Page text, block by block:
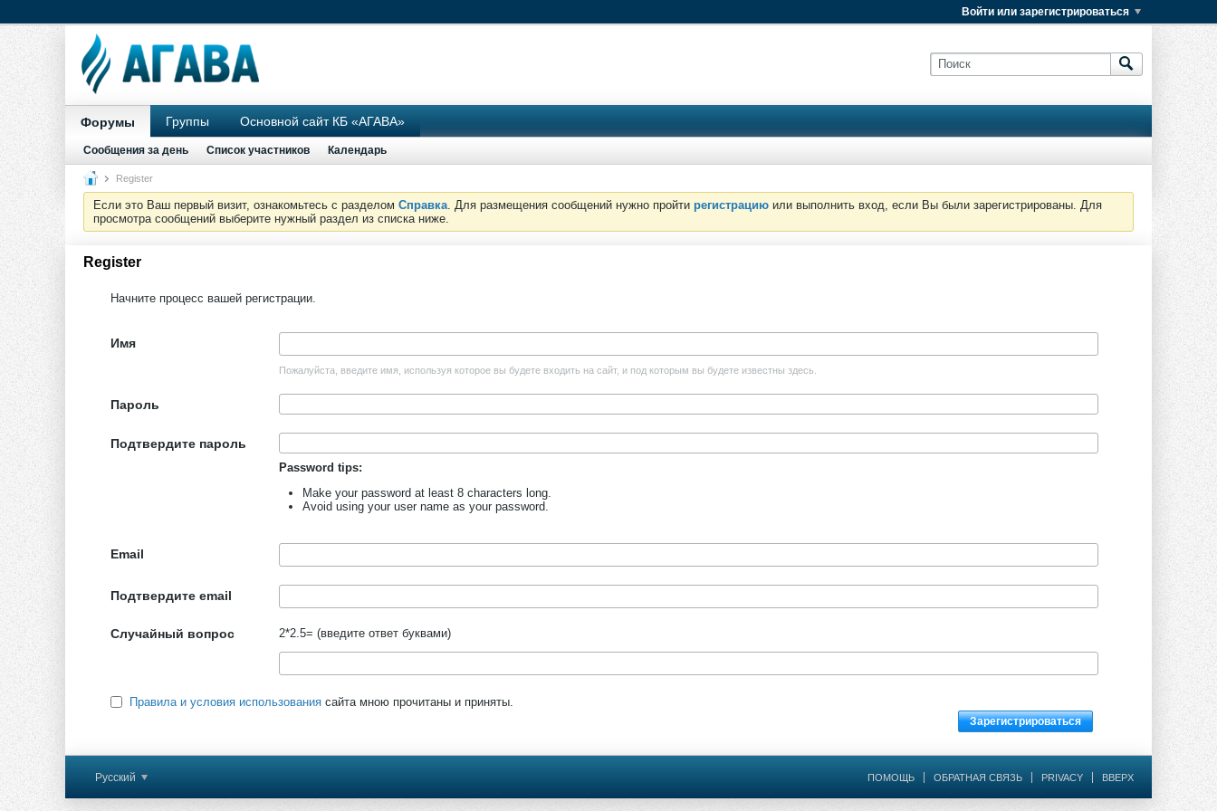
Войти или зарегистрироваться
Форумы Группы Основной сайт КБ «АГАВА»
Сообщения за день Список участников Календарь
Register
Если это Ваш первый визит, ознакомьтесь с разделом Справка. Для размещения сообщений нужно пройти регистрацию или выполнить вход, если Вы были зарегистрированы. Для
просмотра сообщений выберите нужный раздел из списка ниже.
Register
Начните процесс вашей регистрации.
Имя
Пожалуйста, введите имя, используя которое вы будете входить на сайт, и под которым вы будете известны здесь.
Пароль
Подтвердите пароль
Password tips:
Make your password at least 8 characters long.
Avoid using your user name as your password.
Email
Подтвердите email
Случайный вопрос 2*2.5= (введите ответ буквами)
Правила и условия использования сайта мною прочитаны и приняты.
Зарегистрироваться
Русский ПОМОЩЬ ОБРАТНАЯ СВЯЗЬ PRIVACY ВВЕРХ